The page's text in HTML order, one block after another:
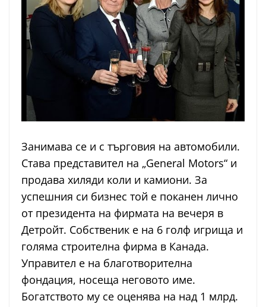
Занимава се и с търговия на автомобили.
Става представител на „General Motors“ и
продава хиляди коли и камиони. За
успешния си бизнес той е поканен лично
от президента на фирмата на вечеря в
Детройт. Собственик е на 6 голф игрища и
голяма строителна фирма в Канада.
Управител е на благотворителна
фондация, носеща неговото име.
Богатството му се оценява на над 1 млрд.